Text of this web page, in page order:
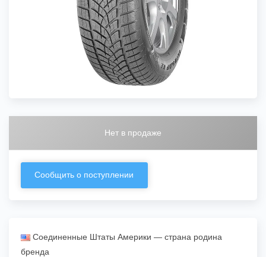
Нет в продаже
Сообщить о поступлении
Соединенные Штаты Америки — страна родина
бренда